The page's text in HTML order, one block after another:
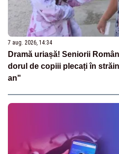
7 aug. 2026, 14:34
Dramă uriașă! Seniorii
dorul de copiii plecați în
an"